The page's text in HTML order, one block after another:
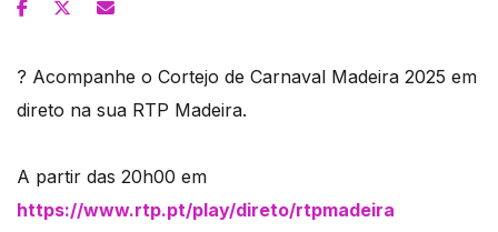
? Acompanhe o Cortejo de Carnaval Madeira 2025 em
direto na sua RTP Madeira.
A partir das 20h00 em
https://www.rtp.pt/play/direto/rtpmadeira